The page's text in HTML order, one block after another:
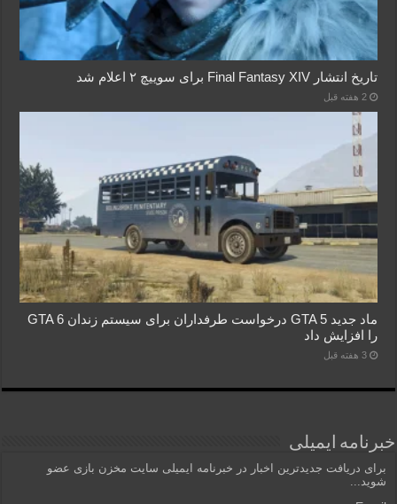
تاریخ انتشار Final Fantasy XIV برای سوییچ ۲ اعلام شد
2 هفته قبل
ماد جدید GTA 5 درخواست طرفداران برای سیستم زندان GTA 6
را افزایش داد
3 هفته قبل
خبرنامه ایمیلی
برای دریافت جدیدترین اخبار در خبرنامه ایمیلی سایت مخزن بازی عضو
شوید...